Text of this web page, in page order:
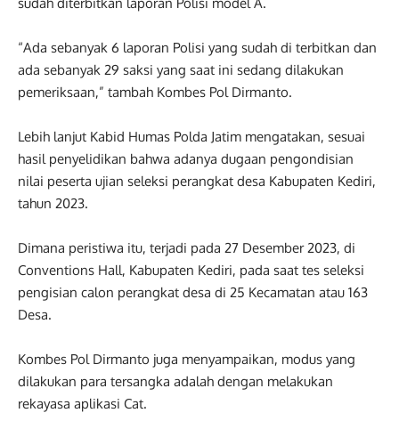
“Ada sebanyak 6 laporan Polisi yang sudah di terbitkan dan
ada sebanyak 29 saksi yang saat ini sedang dilakukan
pemeriksaan,” tambah Kombes Pol Dirmanto.
Lebih lanjut Kabid Humas Polda Jatim mengatakan, sesuai
hasil penyelidikan bahwa adanya dugaan pengondisian
nilai peserta ujian seleksi perangkat desa Kabupaten Kediri,
tahun 2023.
Dimana peristiwa itu, terjadi pada 27 Desember 2023, di
Conventions Hall, Kabupaten Kediri, pada saat tes seleksi
pengisian calon perangkat desa di 25 Kecamatan atau 163
Desa.
Kombes Pol Dirmanto juga menyampaikan, modus yang
dilakukan para tersangka adalah dengan melakukan
rekayasa aplikasi Cat.